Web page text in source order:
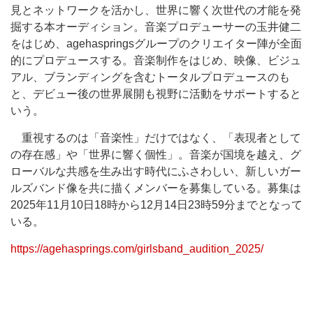
見とネットワークを活かし、世界に響く次世代の才能を発
掘する本オーディション。音楽プロデューサーの玉井健二
をはじめ、agehaspringsグループのクリエイター陣が全面
的にプロデュースする。音楽制作をはじめ、映像、ビジュ
アル、ブランディングを含むトータルプロデュースのも
と、デビュー後の世界展開も視野に活動をサポートすると
いう。
重視するのは「音楽性」だけではなく、「表現者として
の存在感」や「世界に響く個性」。音楽が国境を越え、グ
ローバルな共感を生み出す時代にふさわしい、新しいガー
ルズバンド像を共に描くメンバーを募集している。募集は
2025年11月10日18時から12月14日23時59分までとなって
いる。
https://agehasprings.com/girlsband_audition_2025/